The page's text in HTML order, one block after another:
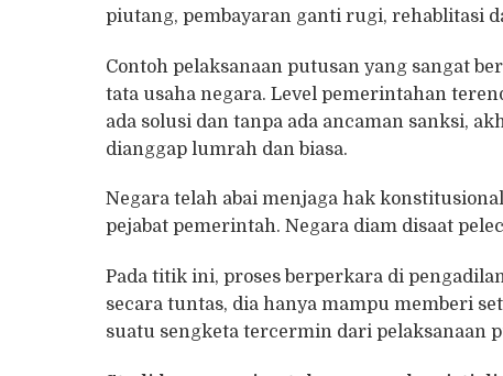
piutang, pembayaran ganti rugi, rehablitasi
Contoh pelaksanaan putusan yang sangat
tata usaha negara. Level pemerintahan
ada solusi dan tanpa ada ancaman sanksi,
dianggap lumrah dan biasa.
Negara telah abai menjaga hak
pejabat pemerintah. Negara diam disaat
Pada titik ini, proses berperkara di
secara tuntas, dia hanya mampu memberi
suatu sengketa tercermin dari pelaksanaan